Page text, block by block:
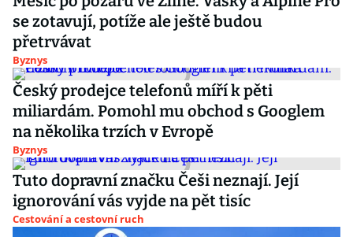
se zotavují, potíže ale ještě budou
přetrvávat
Byznys
Český prodejce telefonů míří k pěti
miliardám. Pomohl mu obchod s Googlem
na několika trzích v Evropě
Byznys
Tuto dopravní značku Češi neznají. Její
ignorování vás vyjde na pět tisíc
Cestování a cestovní ruch